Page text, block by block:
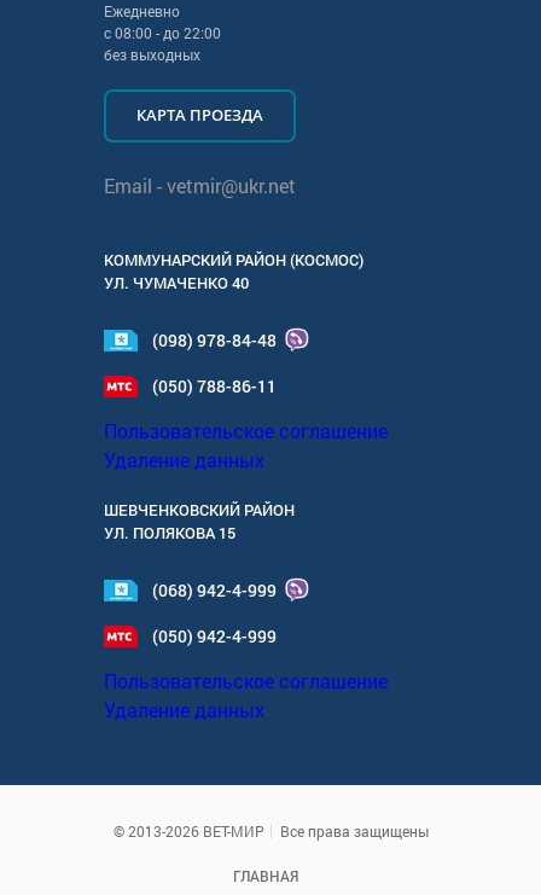
Ежедневно
с08:00 - до22:00
без выходных
КАРТА ПРОЕЗДА
Email -vetmir@ukr.net
КОММУНАРСКИЙ РАЙОН (КОСМОС)
УЛ. ЧУМАЧЕНКО 40
(098) 978-84-48
(050) 788-86-11
Пользовательское соглашение
Удаление данных
ШЕВЧЕНКОВСКИЙ РАЙОН
УЛ. ПОЛЯКОВА 15
(068) 942-4-999
(050) 942-4-999
Пользовательское соглашение
Удаление данных
© 2013-2026 ВЕТ-МИР Все права защищены
ГЛАВНАЯ